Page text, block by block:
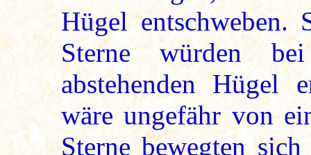
Hügel entschweben.
Sterne würden
abstehenden Hügel
wäre ungefähr von
Sterne bewegten